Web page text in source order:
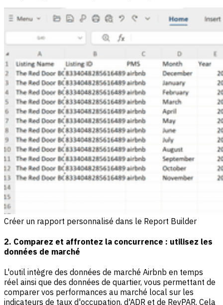
Créer un rapport personnalisé dans le Report Builder
2. Comparez et affrontez la concurrence : utilisez les
données de marché
L'outil intègre des données de marché Airbnb en temps
réel ainsi que des données de quartier, vous permettant de
comparer vos performances au marché local sur les
indicateurs de taux d'occupation, d'ADR et de RevPAR. Cela